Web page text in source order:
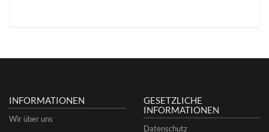
INFORMATIONEN
Wir über uns
GESETZLICHE
INFORMATIONEN
Datenschutz